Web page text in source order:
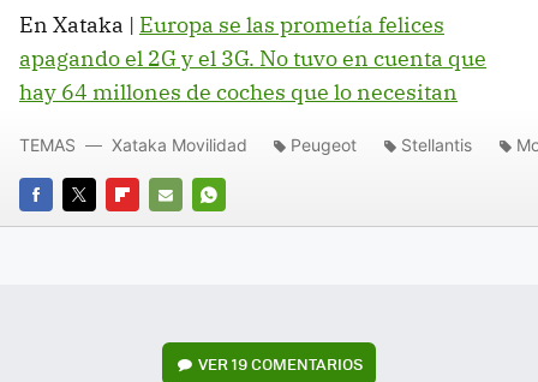
En Xataka | Europa se las prometía felices
apagando el 2G y el 3G. No tuvo en cuenta que
hay 64 millones de coches que lo necesitan
FACEBOOK
TWITTERFLIPBOARD
E-
WHATSAPP
TEMAS Xataka Movilidad Peugeot Stellantis
VER19 COMENTARIOS